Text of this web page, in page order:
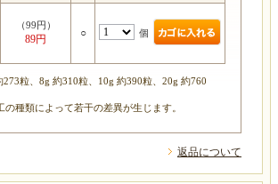
（99円）
89円 ○ 個
粒、8g 約310粒、10g 約390粒、20g 約760
種類によって若干の差異が生じます。
返品について